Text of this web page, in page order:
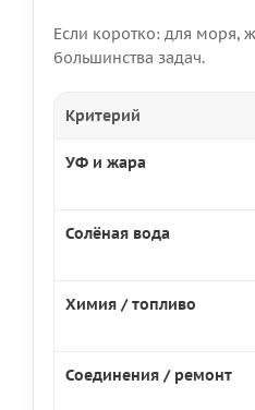
Если коротко: для моря,
большинства задач.
Критерий
УФ и жара
Солёная вода
Химия / топливо
Соединения / ремонт